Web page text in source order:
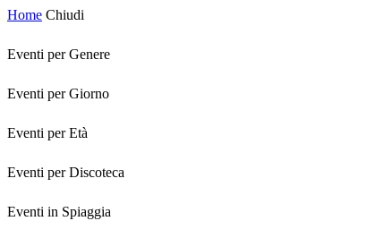
Home Chiudi
Eventi per Genere
Eventi per Giorno
Eventi per Età
Eventi per Discoteca
Eventi in Spiaggia